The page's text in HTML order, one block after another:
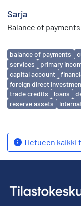
Sarja
Balance of
Avainsanat
balance of payments
services
primary
capital account
foreign direct
trade credits
loans
reserve assets
Tietueen kaikki